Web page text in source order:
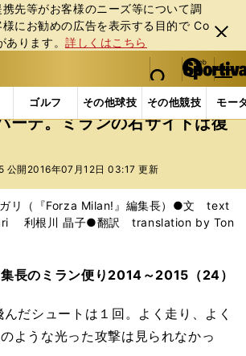
先等がお客様のニーズ等について調
にお勧めの広告を表⽰する⽬的で Co
あります。詳しくはこちら
閉じ
る
web Sportiva (webスポルティーバ)
検索
マイペ
ー
ジ
メニュ
ゴルフ その他球技 その他競技 モー
事一覧 海外サッカー 海外サッカー
ーテ。ミランの右サイドは復
公開 2016年07月12日 03:17 更新
ガリ（『Forza Milan!』編集長）●文 text
利根川 晶子●翻訳 translation by Ton
長のミラン便り2014～2015（24）
んだシュートは１回。よく走り、よく
ような光った攻撃は見られなかっ